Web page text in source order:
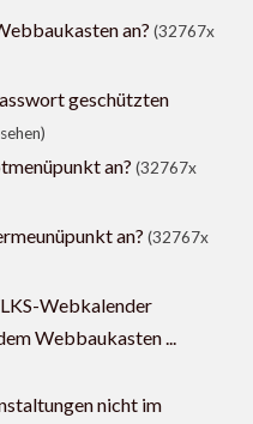
an? (32767x
geschützten
an? (32767x
an? (32767x
Webkalender
Webbaukasten ...
nicht im